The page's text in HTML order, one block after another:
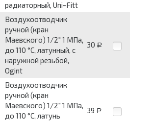
радиаторный, Uni-Fitt
Воздухоотводчик
ручной (кран
Маевского) 1/2" 1 МПа,
до 110 °C, латунный, c
наружной резьбой,
Ogint
30 Р
Воздухоотводчик
ручной (кран
Маевского) 1/2" 1 МПа,
до 110 °C, латунь
39 Р